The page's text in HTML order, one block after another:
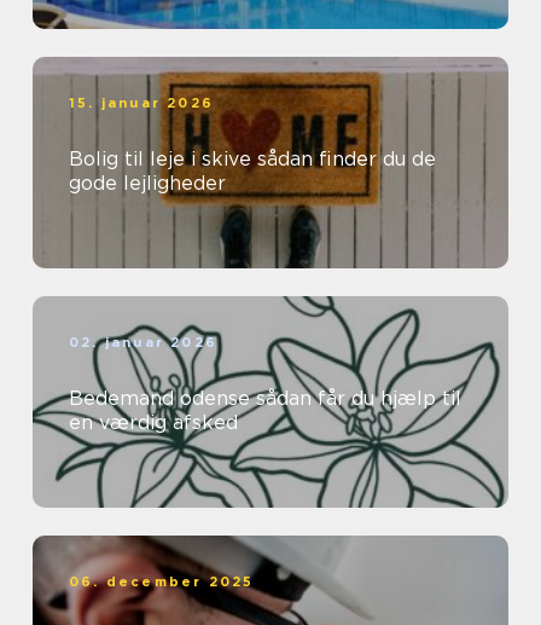
15. januar 2026
Bolig til leje i skive sådan finder du de
gode lejligheder
02. januar 2026
Bedemand odense sådan får du hjælp til
en værdig afsked
06. december 2025